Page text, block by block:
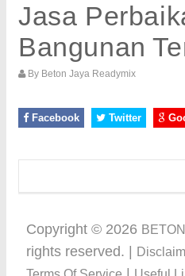
Jasa
Bangunan
By Beton Jaya Readymix
Facebook Twitter
Copyright © 2026
rights reserved. |